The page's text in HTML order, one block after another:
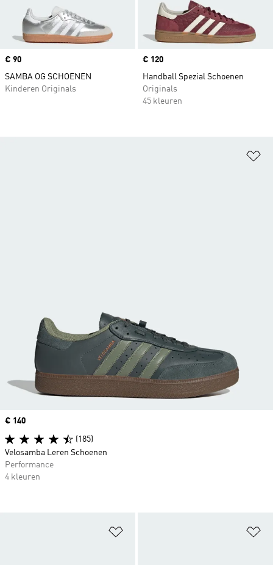
Price
€ 90
SAMBA OG SCHOENEN
Kinderen Originals
Price
€ 120
Handball Spezial Schoenen
Originals
45 kleuren
Price
€ 140
(185)
Velosamba Leren Schoenen
Performance
4 kleuren